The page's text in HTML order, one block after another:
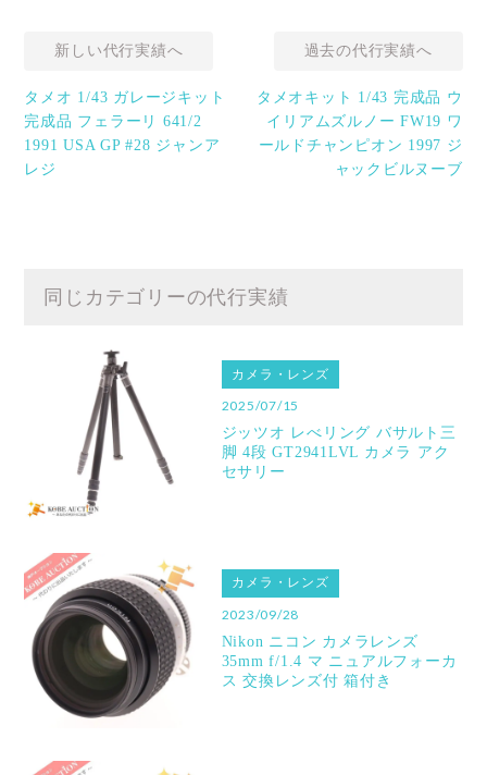
新しい代行実績へ
タメオ 1/43 ガレージキット
完成品 フェラーリ 641/2
1991 USA GP #28 ジャンア
レジ
過去の代行実績へ
タメオキット 1/43 完成品 ウ
イリアムズルノー FW19 ワ
ールドチャンピオン 1997 ジ
ャックビルヌーブ
同じカテゴリーの代行実績
カメラ・レンズ
2025/07/15
ジッツオ レべリング バサルト三
脚 4段 GT2941LVL カメラ アク
セサリー
カメラ・レンズ
2023/09/28
Nikon ニコン カメラレンズ
35mm f/1.4 マ ニュアルフォーカ
ス 交換レンズ付 箱付き